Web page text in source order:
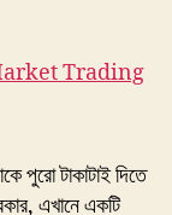
Trading
পুরো টাকাটাই দিতে
এখানে একটি